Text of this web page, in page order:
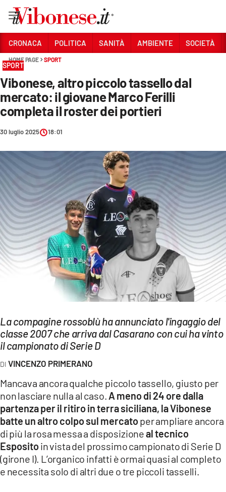
Sezioni
CRONACA
POLITICA
SOCIETÀ
CULTURA
ECONOMIA E LAVORO
EVENTI
SPORT
LAC NETWORK
LAC ONAIR
Network
LACPLAY.IT
LACTV.IT
LACONAIR.IT
LACITYMAG.IT
CRONACA POLITICA SANITÀ AMBIENTE SOCIETÀ
HOME PAGE SPORT
SPORT
Vibonese, altro piccolo tassello dal
mercato: il giovane Marco Ferilli
completa il roster dei portieri
30 luglio 2025 18:01
La compagine rossoblù ha annunciato l'ingaggio del
classe 2007 che arriva dal Casarano con cui ha vinto
il campionato di Serie D
VINCENZO PRIMERANO
Mancava ancora qualche piccolo tassello, giusto per
non lasciare nulla al caso. A meno di 24 ore dalla
partenza per il ritiro in terra siciliana, la Vibonese
batte un altro colpo sul mercatoper ampliare ancora
di più la rosa messa a disposizioneal tecnico
Espositoin vista del prossimo campionato di Serie D
(girone I). L’organico infatti è ormai quasi al completo
e necessita solo di altri due o tre piccoli tasselli.